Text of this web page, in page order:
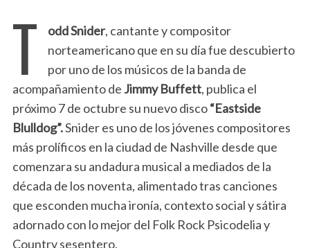
T odd Snider, cantante y compositor
norteamericano que en su día fue descubierto
por uno de los músicos de la banda de
acompañamiento de Jimmy Buffett, publica el
próximo 7 de octubre su nuevo disco“Eastside
Blulldog”.Snider es uno de los jóvenes compositores
más prolíficos en la ciudad de Nashville desde que
comenzara su andadura musical a mediados de la
década de los noventa, alimentado tras canciones
que esconden mucha ironía, contexto social y sátira
adornado con lo mejor del Folk Rock Psicodelia y
Country sesentero.